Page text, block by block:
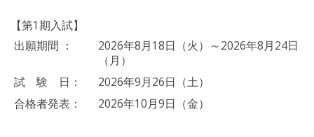
【第1期入試】
出願期間 ：
2026年8月18日（火）～2026年8月24日
（月）
試 験 日：
2026年9月26日（土）
合格者発表：
2026年10月9日（金）